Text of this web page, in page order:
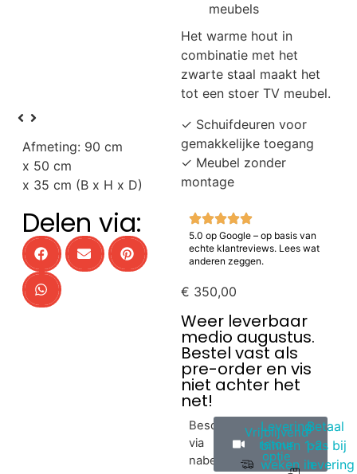
Afmeting: 90 cm
x 50 cm
x 35 cm (B x H x D)
Delen via:
meubels
Het warme hout in
combinatie met het
zwarte staal maakt het
tot een stoer TV meubel.
✓ Schuifdeuren voor
gemakkelijke toegang
✓ Meubel zonder
montage
5.0 op Google – op basis van
echte klantreviews. Lees wat
anderen zeggen.
€ 350,00
Weer leverbaar
medio augustus.
Bestel vast als
pre-order en vis
niet achter het
net!
Beschikbaar
via
nabestelling
Vrijblijvend
retour
optie
Levering
binnen 1-2
weken in
Betaal
pas bij
levering